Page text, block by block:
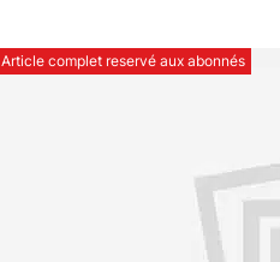
Article complet reservé aux abonnés